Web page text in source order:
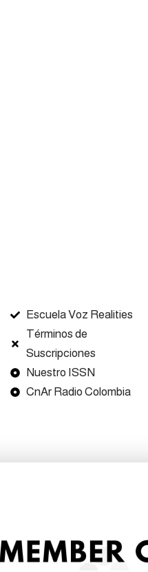
Escuela Voz Realities
Términos de
Suscripciones
Nuestro ISSN
CnAr Radio Colombia